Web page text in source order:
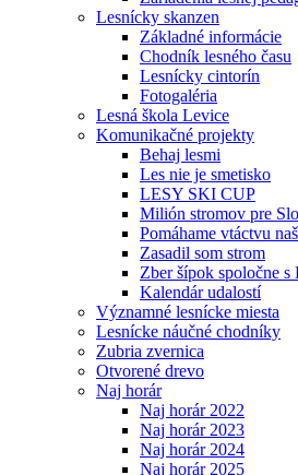
Lesnícky skanzen
Základné informácie
Chodník lesného času
Lesnícky cintorín
Fotogaléria
Lesná škola Levice
Komunikačné projekty
Behaj lesmi
Les nie je smetisko
LESY SKI CUP
Milión stromov pre
Pomáhame vtáctvu
Zasadil som strom
Zber šípok spoločne
Kalendár udalostí
Významné lesnícke miesta
Lesnícke náučné chodníky
Zubria zvernica
Otvorené drevo
Naj horár
Naj horár 2022
Naj horár 2023
Naj horár 2024
Naj horár 2025